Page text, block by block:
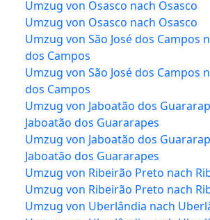
Umzug von Osasco nach Osasco
Umzug von Osasco nach Osasco
Umzug von São José dos Campos
dos Campos
Umzug von São José dos Campos
dos Campos
Umzug von Jaboatão dos
Jaboatão dos Guararapes
Umzug von Jaboatão dos
Jaboatão dos Guararapes
Umzug von Ribeirão Preto nach
Umzug von Ribeirão Preto nach
Umzug von Uberlândia nach